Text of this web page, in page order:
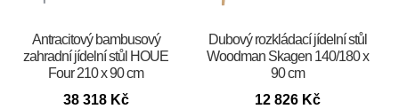
Antracitový bambusový
zahradní jídelní stůl HOUE
Four 210 x 90 cm
38 318 Kč
Dubový rozkládací jídelní stůl
Woodman Skagen 140/180 x
90 cm
12 826 Kč